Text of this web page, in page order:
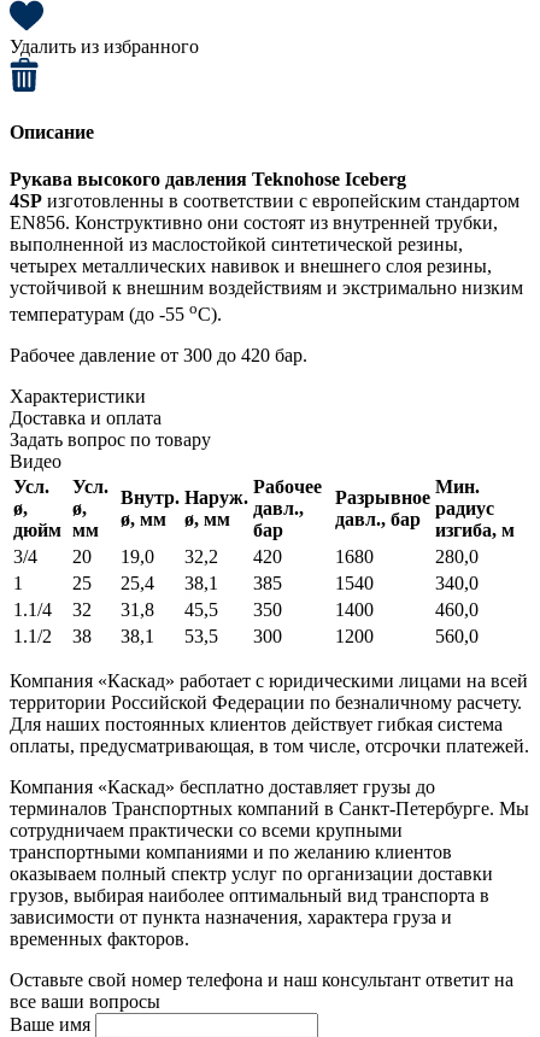
Удалить из избранного
Описание
Рукава высокого давления Teknohose Iceberg
4SP изготовленны в соответствии с европейским стандартом
EN856. Конструктивно они состоят из внутренней трубки,
выполненной из маслостойкой синтетической резины,
четырех металлических навивок и внешнего слоя резины,
устойчивой к внешним воздействиям и экстримально низким
температурам (до -55 оС).
Рабочее давление от 300 до 420 бар.
Характеристики
Доставка и оплата
Задать вопрос по товару
Видео
Усл.
ø,
дюйм
Усл.
ø,
мм
Внутр.
ø, мм
Наруж.
ø, мм
Рабочее
давл.,
бар
Разрывное
давл., бар
Мин.
радиус
изгиба, м
3/4
20 19,0 32,2 420 1680
280,0
1
25 25,4 38,1 385 1540 340,0
1.1/4
32 31,8 45,5 350 1400 460,0
1.1/2
38 38,1 53,5 300 1200 560,0
Компания «Каскад» работает с юридическими лицами на всей
территории Российской Федерации по безналичному расчету.
Для наших постоянных клиентов действует гибкая система
оплаты, предусматривающая, в том числе, отсрочки платежей.
Компания «Каскад» бесплатно доставляет грузы до
терминалов Транспортных компаний в Санкт-Петербурге. Мы
сотрудничаем практически со всеми крупными
транспортными компаниями и по желанию клиентов
оказываем полный спектр услуг по организации доставки
грузов, выбирая наиболее оптимальный вид транспорта в
зависимости от пункта назначения, характера груза и
временных факторов.
Оставьте свой номер телефона и наш консультант ответит на
все ваши вопросы
Ваше имя